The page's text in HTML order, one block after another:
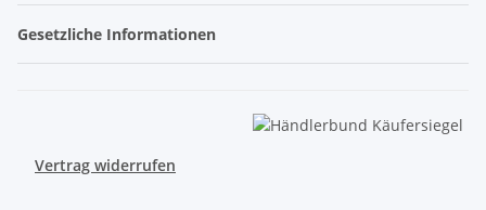
Gesetzliche Informationen
Vertrag widerrufen